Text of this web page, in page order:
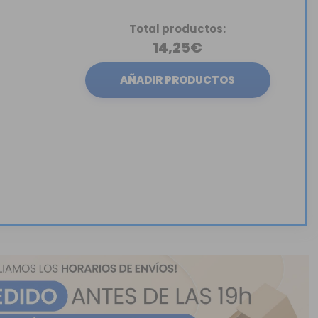
Total productos:
14,25€
AÑADIR PRODUCTOS